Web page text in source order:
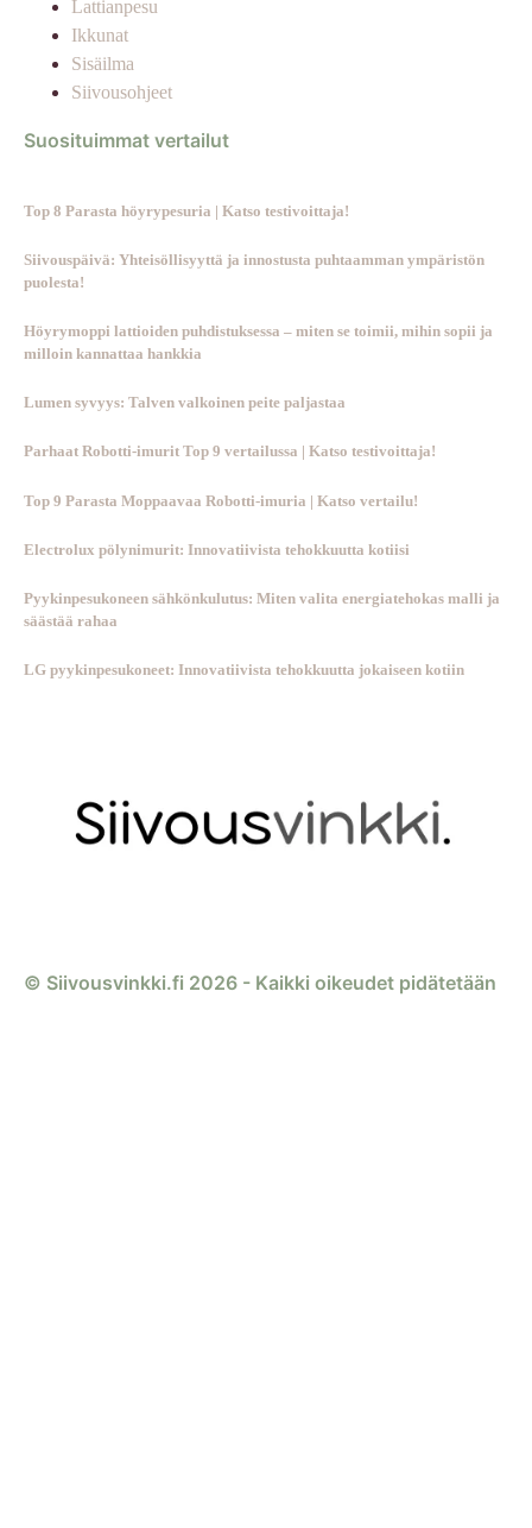
Lattianpesu
Ikkunat
Sisäilma
Siivousohjeet
Suosituimmat vertailut
Top 8 Parasta höyrypesuria | Katso testivoittaja!
Siivouspäivä: Yhteisöllisyyttä ja innostusta puhtaamman ympäristön
puolesta!
Höyrymoppi lattioiden puhdistuksessa – miten se toimii, mihin sopii ja
milloin kannattaa hankkia
Lumen syvyys: Talven valkoinen peite paljastaa
Parhaat Robotti-imurit Top 9 vertailussa | Katso testivoittaja!
Top 9 Parasta Moppaavaa Robotti-imuria | Katso vertailu!
Electrolux pölynimurit: Innovatiivista tehokkuutta kotiisi
Pyykinpesukoneen sähkönkulutus: Miten valita energiatehokas malli ja
säästää rahaa
LG pyykinpesukoneet: Innovatiivista tehokkuutta jokaiseen kotiin
© Siivousvinkki.fi 2026 - Kaikki oikeudet pidätetään